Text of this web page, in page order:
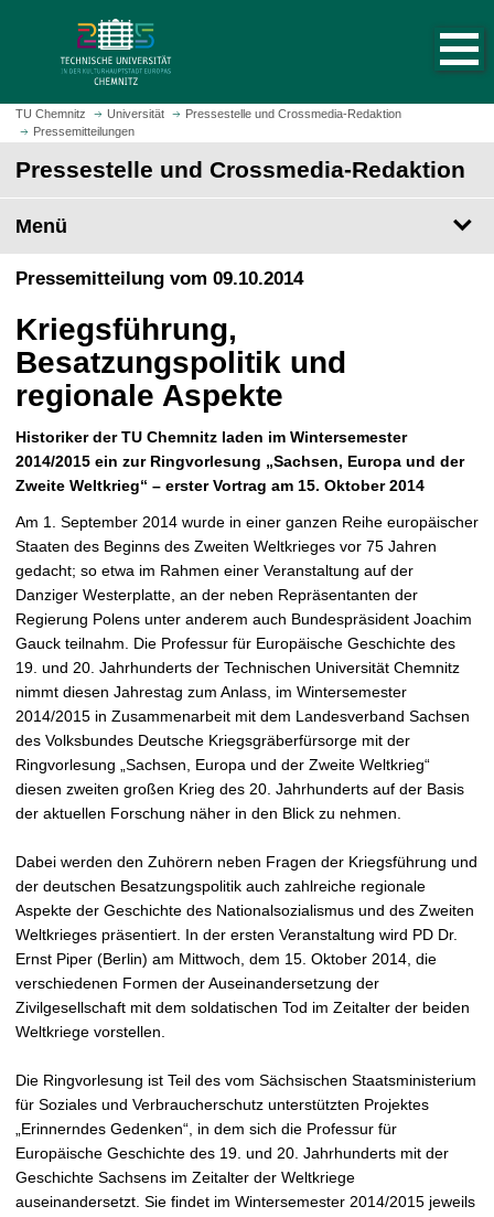
m
H
t
s
i
e
a
u
r
u
f
e
TU Chemnitz Universität
Pressestelle und Crossmedia-Redaktion
Pressemitteilungen
Pressestelle und Crossmedia-Redaktion
Menü
Pressemitteilung vom 09.10.2014
Kriegsführung,
Besatzungspolitik und
regionale Aspekte
Historiker der TU Chemnitz laden im Wintersemester
2014/2015 ein zur Ringvorlesung „Sachsen, Europa und der
Zweite Weltkrieg“ – erster Vortrag am 15. Oktober 2014
Am 1. September 2014 wurde in einer ganzen Reihe europäischer
Staaten des Beginns des Zweiten Weltkrieges vor 75 Jahren
gedacht; so etwa im Rahmen einer Veranstaltung auf der
Danziger Westerplatte, an der neben Repräsentanten der
Regierung Polens unter anderem auch Bundespräsident Joachim
Gauck teilnahm. Die Professur für Europäische Geschichte des
19. und 20. Jahrhunderts der Technischen Universität Chemnitz
nimmt diesen Jahrestag zum Anlass, im Wintersemester
2014/2015 in Zusammenarbeit mit dem Landesverband Sachsen
des Volksbundes Deutsche Kriegsgräberfürsorge mit der
Ringvorlesung „Sachsen, Europa und der Zweite Weltkrieg“
diesen zweiten großen Krieg des 20. Jahrhunderts auf der Basis
der aktuellen Forschung näher in den Blick zu nehmen.
Dabei werden den Zuhörern neben Fragen der Kriegsführung und
der deutschen Besatzungspolitik auch zahlreiche regionale
Aspekte der Geschichte des Nationalsozialismus und des Zweiten
Weltkrieges präsentiert. In der ersten Veranstaltung wird PD Dr.
Ernst Piper (Berlin) am Mittwoch, dem 15. Oktober 2014, die
verschiedenen Formen der Auseinandersetzung der
Zivilgesellschaft mit dem soldatischen Tod im Zeitalter der beiden
Weltkriege vorstellen.
Die Ringvorlesung ist Teil des vom Sächsischen Staatsministerium
für Soziales und Verbraucherschutz unterstützten Projektes
„Erinnerndes Gedenken“, in dem sich die Professur für
Europäische Geschichte des 19. und 20. Jahrhunderts mit der
Geschichte Sachsens im Zeitalter der Weltkriege
auseinandersetzt. Sie findet im Wintersemester 2014/2015 jeweils